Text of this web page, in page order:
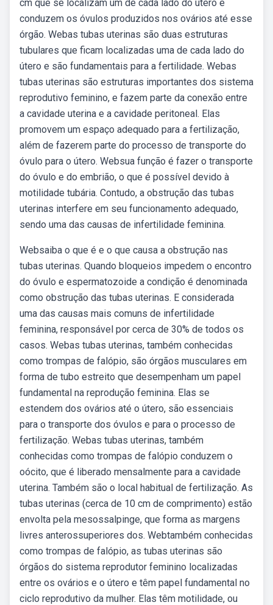
cm que se localizam um de cada lado do útero e
conduzem os óvulos produzidos nos ovários até esse
órgão. Webas tubas uterinas são duas estruturas
tubulares que ficam localizadas uma de cada lado do
útero e são fundamentais para a fertilidade. Webas
tubas uterinas são estruturas importantes dos sistema
reprodutivo feminino, e fazem parte da conexão entre
a cavidade uterina e a cavidade peritoneal. Elas
promovem um espaço adequado para a fertilização,
além de fazerem parte do processo de transporte do
óvulo para o útero. Websua função é fazer o transporte
do óvulo e do embrião, o que é possível devido à
motilidade tubária. Contudo, a obstrução das tubas
uterinas interfere em seu funcionamento adequado,
sendo uma das causas de infertilidade feminina.
Websaiba o que é e o que causa a obstrução nas
tubas uterinas. Quando bloqueios impedem o encontro
do óvulo e espermatozoide a condição é denominada
como obstrução das tubas uterinas. E considerada
uma das causas mais comuns de infertilidade
feminina, responsável por cerca de 30% de todos os
casos. Webas tubas uterinas, também conhecidas
como trompas de falópio, são órgãos musculares em
forma de tubo estreito que desempenham um papel
fundamental na reprodução feminina. Elas se
estendem dos ovários até o útero, são essenciais
para o transporte dos óvulos e para o processo de
fertilização. Webas tubas uterinas, também
conhecidas como trompas de falópio conduzem o
oócito, que é liberado mensalmente para a cavidade
uterina. Também são o local habitual de fertilização. As
tubas uterinas (cerca de 10 cm de comprimento) estão
envolta pela mesossalpinge, que forma as margens
livres anterossuperiores dos. Webtambém conhecidas
como trompas de falópio, as tubas uterinas são
órgãos do sistema reprodutor feminino localizadas
entre os ovários e o útero e têm papel fundamental no
ciclo reprodutivo da mulher. Elas têm motilidade, ou